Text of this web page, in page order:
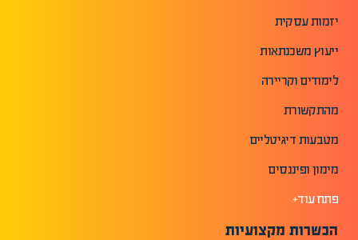
יזמות עסקית
ייעוץ משכנתאות
לימודים וקריירה
מהתקשורת
מטבעות דיגיטליים
מימון ופיננסים
פתח עוד+
הכשרות מקצועיות